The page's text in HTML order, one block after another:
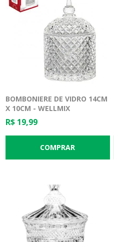
BOMBONIERE DE VIDRO 14CM
X 10CM - WELLMIX
R$ 19,99